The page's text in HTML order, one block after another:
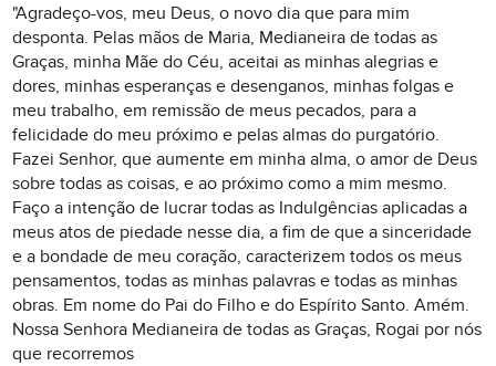
"Agradeço-vos, meu Deus, o novo dia que para mim
desponta. Pelas mãos de Maria, Medianeira de todas as
Graças, minha Mãe do Céu, aceitai as minhas alegrias e
dores, minhas esperanças e desenganos, minhas folgas e
meu trabalho, em remissão de meus pecados, para a
felicidade do meu próximo e pelas almas do purgatório.
Fazei Senhor, que aumente em minha alma, o amor de Deus
sobre todas as coisas, e ao próximo como a mim mesmo.
Faço a intenção de lucrar todas as Indulgências aplicadas a
meus atos de piedade nesse dia, a fim de que a sinceridade
e a bondade de meu coração, caracterizem todos os meus
pensamentos, todas as minhas palavras e todas as minhas
obras. Em nome do Pai do Filho e do Espírito Santo. Amém.
Nossa Senhora Medianeira de todas as Graças, Rogai por nós
que recorremos